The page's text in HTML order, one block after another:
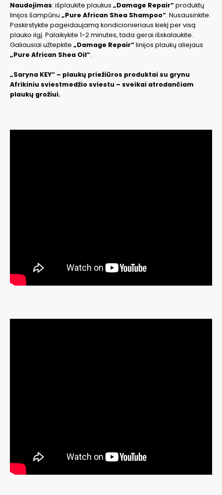
Naudojimas: išplaukite plaukus „Damage Repair“produktų
linijos šampūnu „Pure African Shea Shampoo“. Nusausinkite.
Paskirstykite pageidaujamą kondicionieriaus kiekį per visą
plauko ilgį. Palaikykite 1-2 minutes, tada gerai išskalaukite.
Galiausiai užtepkite „Damage Repair“linijos plaukų aliejaus
„Pure African Shea Oil“.
„Saryna KEY“ – plaukų priežiūros produktai su grynu
Afrikiniu sviestmedžio sviestu – sveikai atrodančiam
plaukų grožiui.